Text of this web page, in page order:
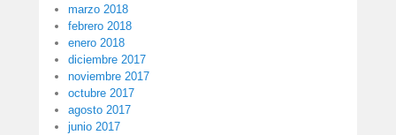
marzo 2018
febrero 2018
enero 2018
diciembre 2017
noviembre 2017
octubre 2017
agosto 2017
junio 2017